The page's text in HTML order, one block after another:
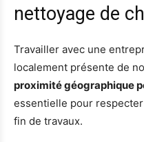
nettoyage de
Travailler avec une
localement présente de
proximité géographique
essentielle pour
fin de travaux.